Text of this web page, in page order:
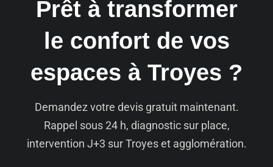
Prêt à transformer
le confort de vos
espaces à Troyes ?
Demandez votre devis gratuit maintenant.
Rappel sous 24 h, diagnostic sur place,
intervention J+3 sur Troyes et agglomération.